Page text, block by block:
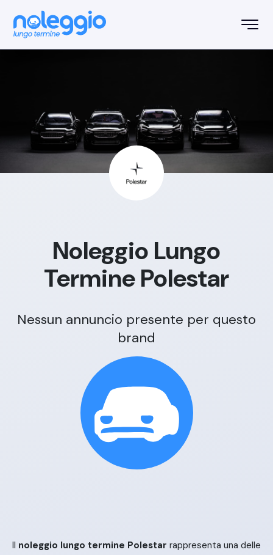
Noleggio Lungo
TerminePolestar
Nessun annuncio presente per questo
brand
Il noleggio lungo termine Polestar rappresenta una delle